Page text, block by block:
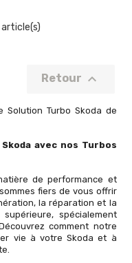
article(s)
Retour 
Solution Turbo Skoda de
avec nos Turbos
de performance et
fiers de vous offrir
la réparation et la
spécialement
comment notre
vie à votre Skoda et à